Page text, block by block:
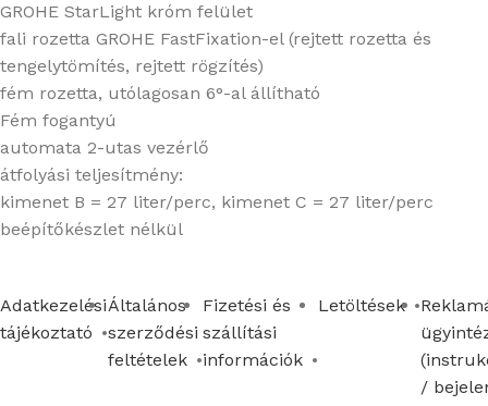
GROHE StarLight króm felület
fali rozetta GROHE FastFixation-el (rejtett rozetta és
tengelytömítés, rejtett rögzítés)
fém rozetta, utólagosan 6°-al állítható
Fém fogantyú
automata 2-utas vezérlő
átfolyási teljesítmény:
kimenet B = 27 liter/perc, kimenet C = 27 liter/perc
beépítőkészlet nélkül
Adatkezelési
tájékoztató
Általános
szerződési
feltételek
Fizetési és
szállítási
információk
Letöltések
/